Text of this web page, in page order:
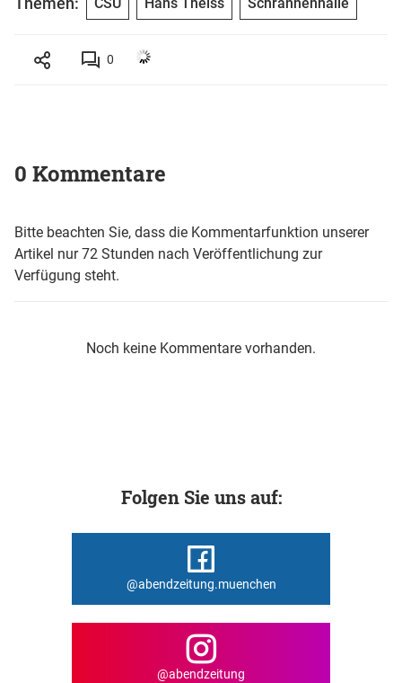
0
0 Kommentare
Bitte beachten Sie, dass die Kommentarfunktion unserer
Artikel nur 72 Stunden nach Veröffentlichung zur
Verfügung steht.
Noch keine Kommentare vorhanden.
Folgen Sie uns auf:
@abendzeitung.muenchen
@abendzeitung